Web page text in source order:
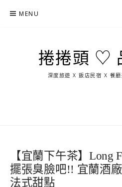
MENU
捲捲頭 ♡
深度旅遊 X 飯店民宿 X 餐
【宜蘭下午茶】Long
擺張臭臉吧!! 宜蘭酒
法式甜點